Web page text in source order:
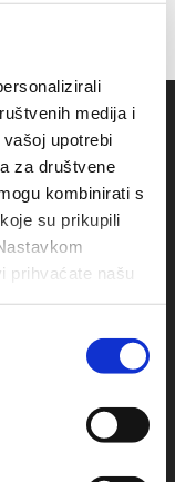
medija i
upotrebi
za društvene
kombinirati s
su prikupili
prihvaćate našu